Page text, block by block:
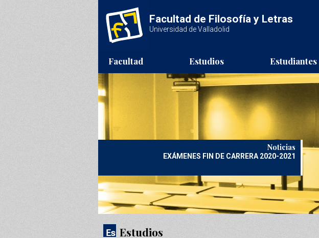
Facultad de Filosofía y Letras
Universidad de Valladolid
Facultad Estudios Estudiantes
Noticias
EXÁMENES FIN DE CARRERA 2020-2021
Estudios